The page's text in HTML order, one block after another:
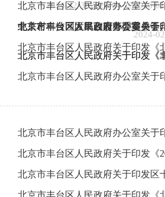
2026-
2025-04-15
2024-12-30
2024-